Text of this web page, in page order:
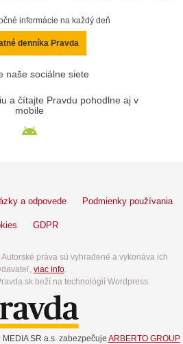
informácie na každý deň
denníka Pravda
naše sociálne siete
a čítajte Pravdu pohodlne aj v
mobile
a odpovede Podmienky používania
GDPR
práva sú vyhradené a vykonáva ich
viac info.
beží na technológií Wordpress.
SR a.s. zabezpečuje ARBERTO GROUP